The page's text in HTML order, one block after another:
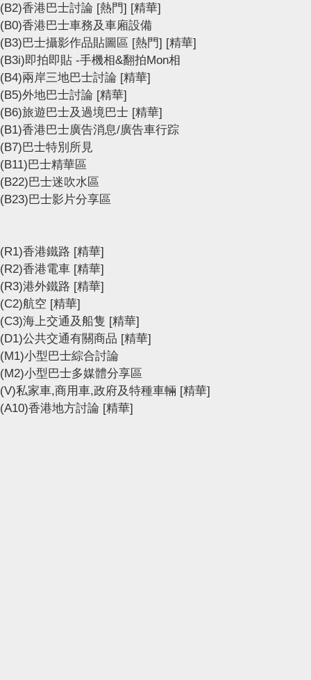
(B2)香港巴士討論 [熱門] [精華]
(B0)香港巴士車務及車廂設備
(B3)巴士攝影作品貼圖區 [熱門] [精華]
(B3i)即拍即貼 -手機相&翻拍Mon相
(B4)兩岸三地巴士討論 [精華]
(B5)外地巴士討論 [精華]
(B6)旅遊巴士及過境巴士 [精華]
(B1)香港巴士廣告消息/廣告車行踪
(B7)巴士特別所見
(B11)巴士精華區
(B22)巴士迷吹水區
(B23)巴士影片分享區
(R1)香港鐵路 [精華]
(R2)香港電車 [精華]
(R3)港外鐵路 [精華]
(C2)航空 [精華]
(C3)海上交通及船隻 [精華]
(D1)公共交通有關商品 [精華]
(M1)小型巴士綜合討論
(M2)小型巴士多媒體分享區
(V)私家車,商用車,政府及特種車輛 [精華]
(A10)香港地方討論 [精華]